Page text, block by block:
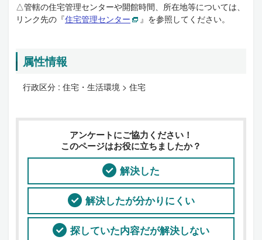
△管轄の住宅管理センターや開館時間、所在地等については、
リンク先の『住宅管理センター 』を参照してください。
属性情報
行政区分 : 住宅・生活環境 > 住宅
アンケートにご協力ください！
このページはお役に立ちましたか？
解決した
解決したが分かりにくい
探していた内容だが解決しない